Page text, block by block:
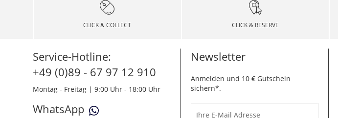
CLICK & COLLECT CLICK & RESERVE
Service-Hotline:
+49 (0)89 - 67 97 12 910
Montag - Freitag | 9:00 Uhr - 18:00 Uhr
WhatsApp
Newsletter
Anmelden und 10 € Gutschein
sichern*.
Ihre E-Mail Adresse